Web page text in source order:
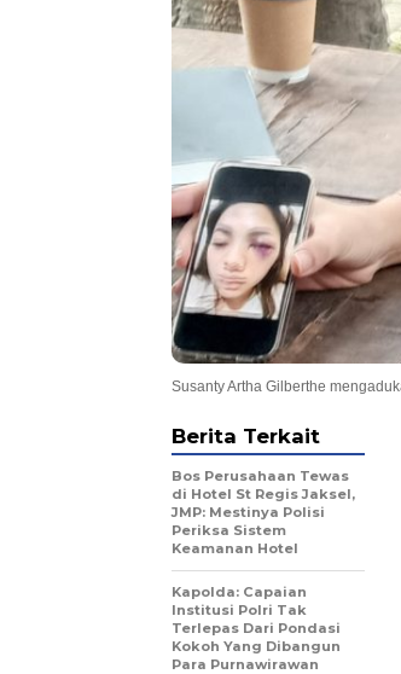
Susanty Artha Gilberthe
Berita Terkait
Bos Perusahaan Tewas
di Hotel St Regis Jaksel,
JMP: Mestinya Polisi
Periksa Sistem
Keamanan Hotel
Kapolda: Capaian
Institusi Polri Tak
Terlepas Dari Pondasi
Kokoh Yang Dibangun
Para Purnawirawan